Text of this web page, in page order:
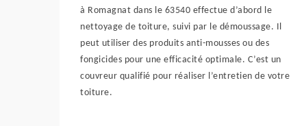
à Romagnat dans le 63540 effectue d’abord le
nettoyage de toiture, suivi par le démoussage. Il
peut utiliser des produits anti-mousses ou des
fongicides pour une efficacité optimale. C’est un
couvreur qualifié pour réaliser l’entretien de votre
toiture.